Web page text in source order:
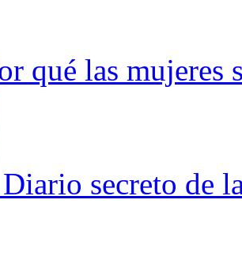
qué las mujeres
Diario secreto de